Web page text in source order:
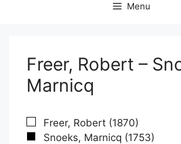
Menu
Freer, Robert –
Marnicq
Freer, Robert (1870)
Snoeks, Marnicq (1753)